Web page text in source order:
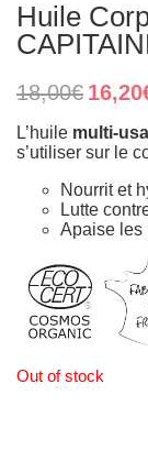
Huile
18,00€ Original
price
was:
18,00€.
16,20
L’huile multi-
s’utiliser sur le
Nourrit et
Lutte
Apaise les
Out of stock